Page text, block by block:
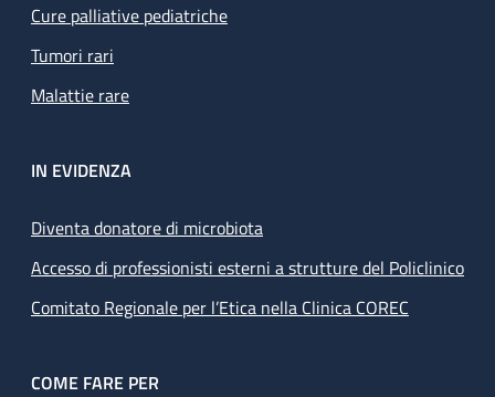
Cure palliative pediatriche
Tumori rari
Malattie rare
IN EVIDENZA
Diventa donatore di microbiota
Accesso di professionisti esterni a strutture del Policlinico
Comitato Regionale per l’Etica nella Clinica COREC
COME FARE PER